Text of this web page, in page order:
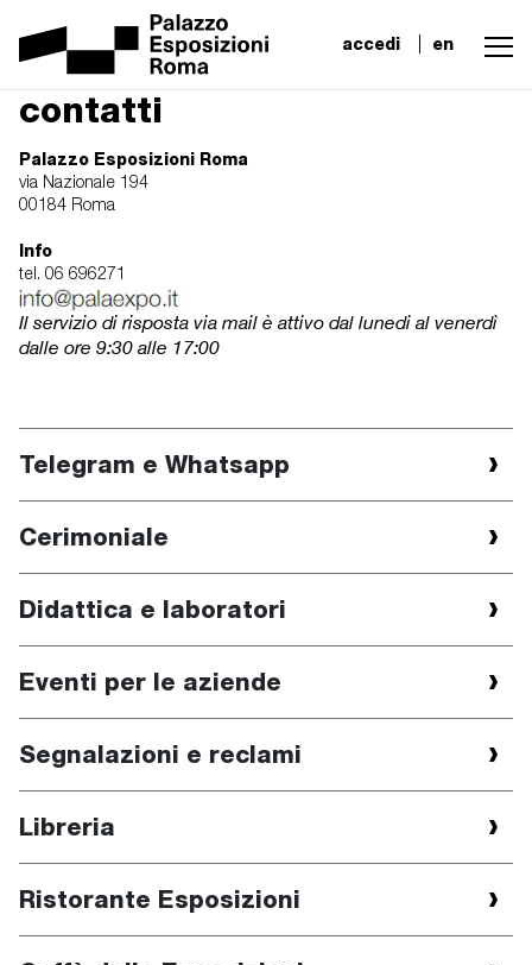
accedi en
contatti
Palazzo Esposizioni Roma
via Nazionale 194
00184 Roma
Info
tel. 06 696271
Il servizio di risposta via mail è attivo dal lunedi al venerdì
dalle ore 9:30 alle 17:00
Telegram e Whatsapp
Cerimoniale
Didattica e laboratori
Eventi per le aziende
Segnalazioni e reclami
Libreria
Ristorante Esposizioni